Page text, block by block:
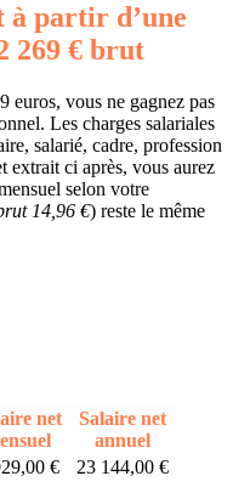
à partir d’une
269 € brut
euros, vous ne gagnez pas
Les charges salariales
salarié, cadre, profession
extrait ci après, vous aurez
selon votre
14,96 €) reste le même
net
Salaire net
annuel
€
23 144,00 €